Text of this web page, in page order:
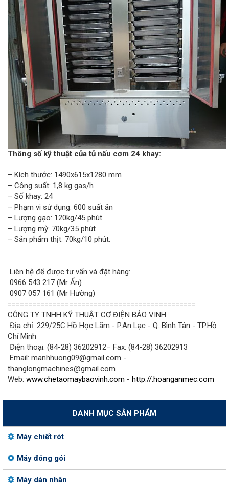
Thông số kỹ thuật của tủ nấu cơm 24 khay:
– Kích thước: 1490x615x1280 mm
– Công suất: 1,8 kg gas/h
– Số khay: 24
– Phạm vi sử dụng: 600 suất ăn
– Lượng gạo: 120kg/45 phút
– Lượng mỳ: 70kg/35 phút
– Sản phẩm thịt: 70kg/10 phút.
Liên hệ để được tư vấn và đặt hàng:
0966 543 217 (Mr Ẩn)
0907 057 161 (Mr Hường)
==============================================
CÔNG TY TNHH KỸ THUẬT CƠ ĐIỆN BẢO VINH
Địa chỉ: 229/25C Hồ Học Lãm - P.An Lạc - Q. Bình Tân - TP.Hồ
Chí Minh
Điện thoại: (84-28) 36202912– Fax: (84-28) 36202913
Email: manhhuong09@gmail.com -
thanglongmachines@gmail.com
Web: www.chetaomaybaovinh.com - http://.hoanganmec.com
DANH MỤC SẢN PHẨM
Máy chiết rót
Máy đóng gói
Máy dán nhãn